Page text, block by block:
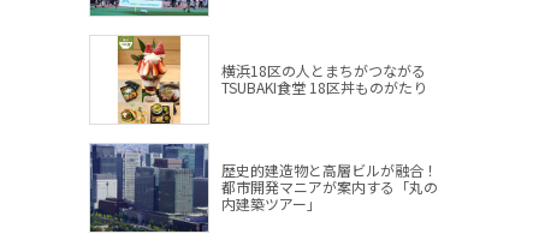
横浜18区の人とまちがつながる
TSUBAKI食堂 18区丼ものがたり
歴史的建造物と高層ビルが融合！
都市開発マニアが案内する「丸の
内建築ツアー」